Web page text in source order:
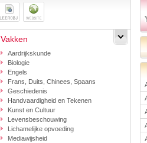
Vakken
Aardrijkskunde
Biologie
Engels
Frans, Duits, Chinees, Spaans
Geschiedenis
Handvaardigheid en Tekenen
Kunst en Cultuur
Levensbeschouwing
Lichamelijke opvoeding
Mediawijsheid